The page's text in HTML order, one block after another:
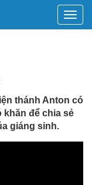
Toggle
thánh Anton có
khăn để chia sẻ
giáng sinh.